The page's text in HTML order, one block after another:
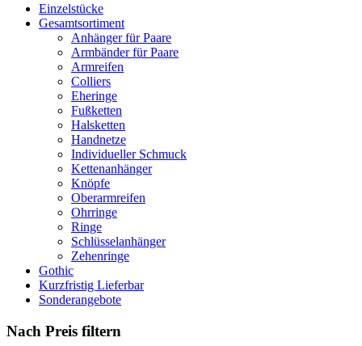
Einzelstücke
Gesamtsortiment
Anhänger für Paare
Armbänder für Paare
Armreifen
Colliers
Eheringe
Fußketten
Halsketten
Handnetze
Individueller Schmuck
Kettenanhänger
Knöpfe
Oberarmreifen
Ohrringe
Ringe
Schlüsselanhänger
Zehenringe
Gothic
Kurzfristig Lieferbar
Sonderangebote
Nach Preis filtern